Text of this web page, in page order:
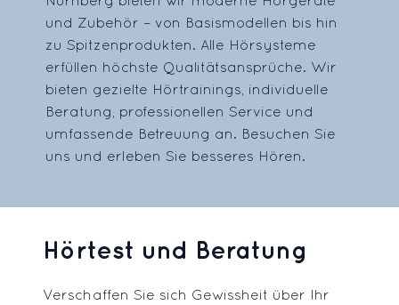
und Zubehör – von Basismodellen bis hin
zu Spitzenprodukten. Alle Hörsysteme
erfüllen höchste Qualitätsansprüche. Wir
bieten gezielte Hörtrainings, individuelle
Beratung, professionellen Service und
umfassende Betreuung an. Besuchen Sie
uns und erleben Sie besseres Hören.
Hörtest und Beratung
Verschaffen Sie sich Gewissheit über Ihr